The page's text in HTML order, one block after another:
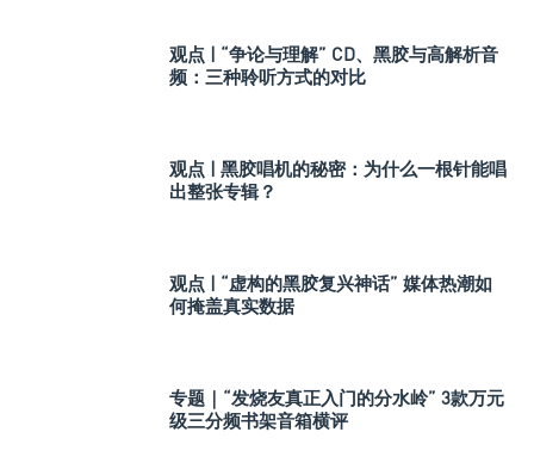
观点 | “争论与理解” CD、黑胶与高解析音
频：三种聆听方式的对比
观点 | 黑胶唱机的秘密：为什么一根针能唱
出整张专辑？
观点 | “虚构的黑胶复兴神话” 媒体热潮如
何掩盖真实数据
专题｜“发烧友真正入门的分水岭” 3款万元
级三分频书架音箱横评